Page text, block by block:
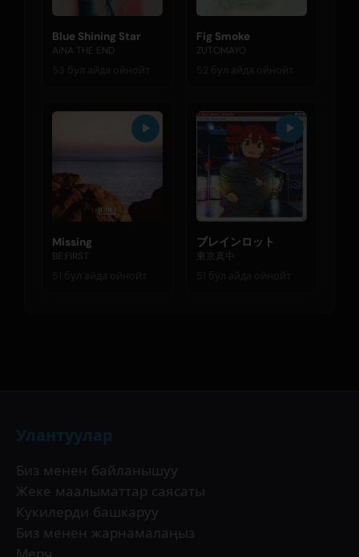
Blue Shining Star
AiNA THE END
Fig Smoke
ZUTOMAYO
Missing
BE:FIRST
ブレインロット
東京真中
Улантуулар
Биз менен байланышуу
Жеке маалыматтар саясаты
Кукилерди башкаруу
Биз менен жарнамалаңыз